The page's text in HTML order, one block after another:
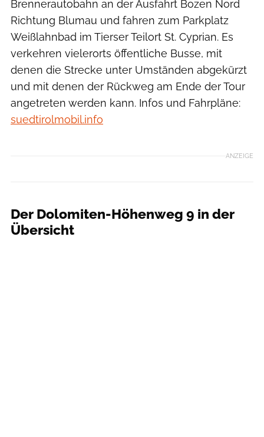
Brennerautobahn an der Ausfahrt Bozen Nord
Richtung Blumau und fahren zum Parkplatz
Weißlahnbad im Tierser Teilort St. Cyprian. Es
verkehren vielerorts öffentliche Busse, mit
denen die Strecke unter Umständen abgekürzt
und mit denen der Rückweg am Ende der Tour
angetreten werden kann. Infos und Fahrpläne:
suedtirolmobil.info
ANZEIGE
Der Dolomiten-Höhenweg 9 in der
Übersicht